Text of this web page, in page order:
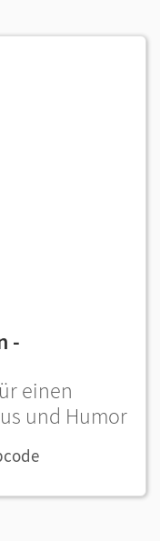
-
einen
und Humor